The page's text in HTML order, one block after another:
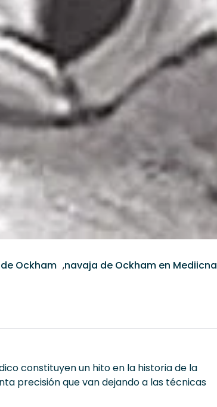
Ockham ,navaja de Ockham en Mediicna
constituyen un hito en la historia de la
precisión que van dejando a las técnicas